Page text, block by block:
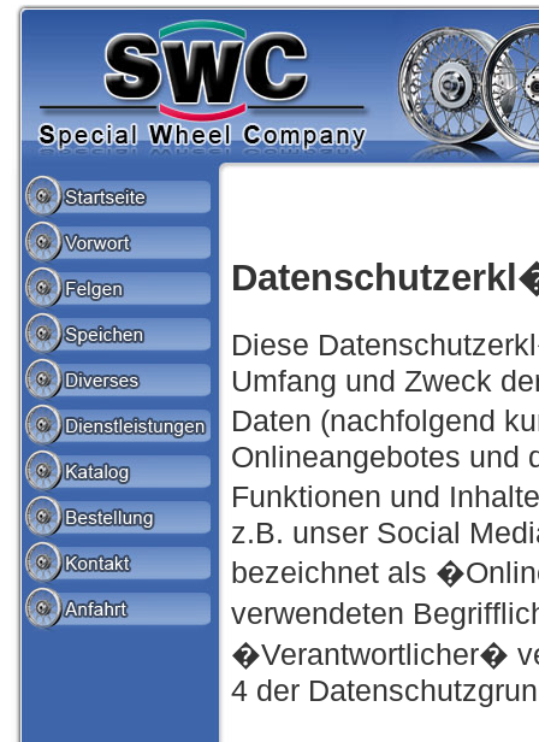
Diese
Umfang und Zweck
Daten (nachfolgend
Onlineangebotes und
Funktionen und
z.B. unser Social
bezeichnet als
verwendeten
�Verantwortlicher�
4 der